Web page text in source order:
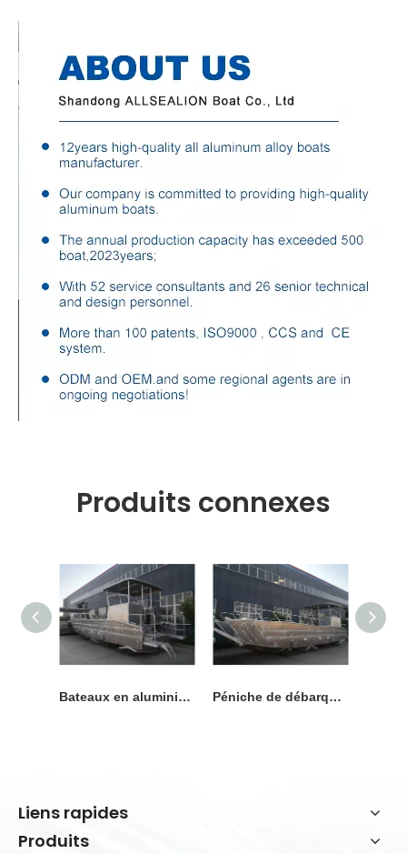
Produits connexes
Bateaux en aluminium standard australien à vendre 11m 36ft péniche de débarquement d'eau de mer entièrement soudée Péniche de débarquement de 11 m pour le transport de marchandises
Liens rapides
Produits